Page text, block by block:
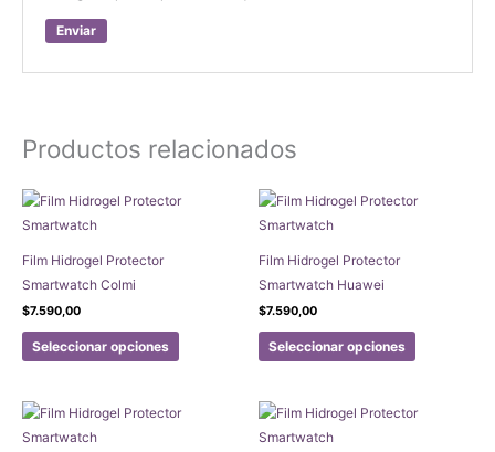
Productos relacionados
Film Hidrogel Protector
Smartwatch Colmi
$7.590,00
Seleccionar opciones
Este
producto
múltiples
Film Hidrogel Protector
Smartwatch Huawei
$7.590,00
Seleccionar opciones
Este
producto
múltiples